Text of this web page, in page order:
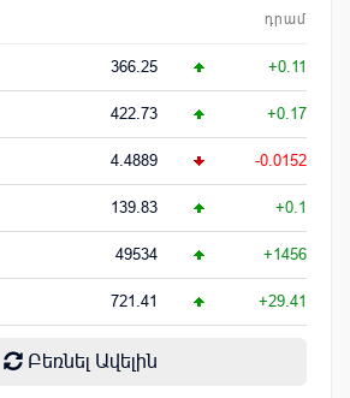
դրամ
366.25 +0.11
422.73 +0.17
4.4889 -0.0152
139.83 +0.1
49534 +1456
721.41 +29.41
Բեռնել Ավելին